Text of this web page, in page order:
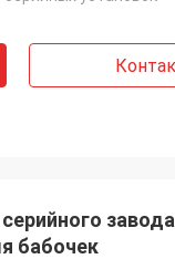
бабочек